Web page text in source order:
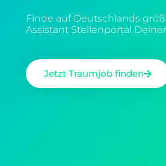
Finde auf Deutschlands
Assistant Stellenportal
Jetzt Traumjob finden